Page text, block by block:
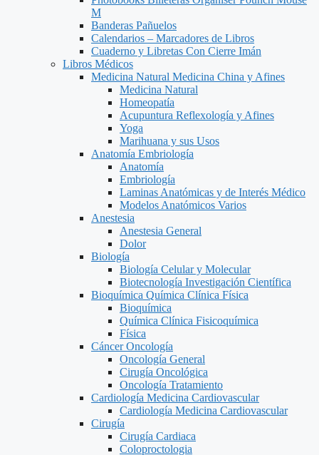
M
Banderas Pañuelos
Calendarios – Marcadores de Libros
Cuaderno y Libretas Con Cierre Imán
Libros Médicos
Medicina Natural Medicina China y Afines
Medicina Natural
Homeopatía
Acupuntura Reflexología y Afines
Yoga
Marihuana y sus Usos
Anatomía Embriología
Anatomía
Embriología
Laminas Anatómicas y de Interés Médico
Modelos Anatómicos Varios
Anestesia
Anestesia General
Dolor
Biología
Biología Celular y Molecular
Biotecnología Investigación Científica
Bioquímica Química Clínica Física
Bioquímica
Química Clínica Fisicoquímica
Física
Cáncer Oncología
Oncología General
Cirugía Oncológica
Oncología Tratamiento
Cardiología Medicina Cardiovascular
Cardiología Medicina Cardiovascular
Cirugía
Cirugía Cardiaca
Coloproctologia